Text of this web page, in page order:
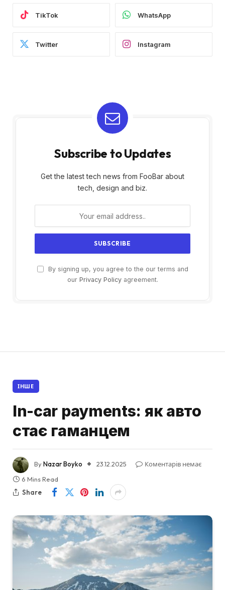
TikTok WhatsApp
Twitter Instagram
Subscribe to Updates
Get the latest tech news from FooBar about
tech, design and biz.
By signing up, you agree to the our terms and
our Privacy Policyagreement.
ІНШЕ
In-car payments: як авто
стає гаманцем
ByNazar Boyko 23.12.2025
Коментарів немає
6 Mins Read
Share